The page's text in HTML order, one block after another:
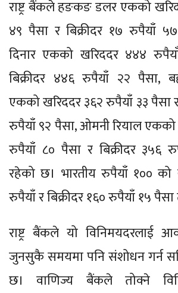
राष्ट्र बैंकले हङकङ डलर एकको
४९ पैसा र बिक्रीदर १७ रुपैयाँ
दिनार एकको खरिददर ४४४
बिक्रीदर ४४६ रुपैयाँ २२ पैसा,
एकको खरिददर ३६२ रुपैयाँ ३३ पैसा र
रुपैयाँ ९२ पैसा, ओमनी रियाल
रुपैयाँ ८० पैसा र बिक्रीदर ३५६
रहेको छ। भारतीय रुपैयाँ १०० को
रुपैयाँ र बिक्रीदर १६० रुपैयाँ १५
राष्ट्र बैंकले यो विनिमयदरलाई
जुनसुकै समयमा पनि संशोधन गर्न
छ। वाणिज्य बैंकले तोक्ने